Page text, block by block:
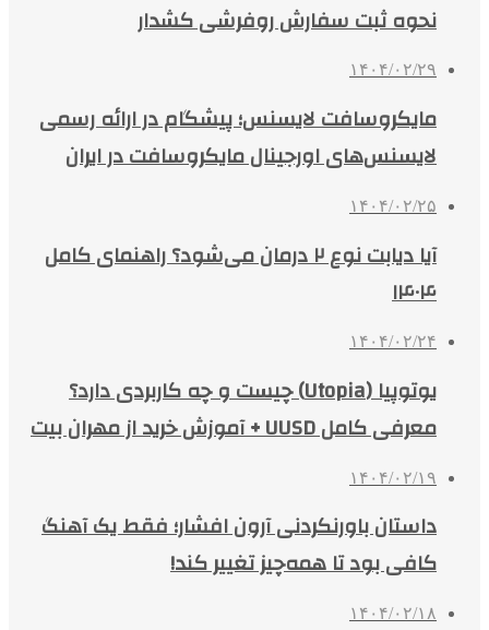
نحوه ثبت سفارش روفرشی کشدار
۱۴۰۴/۰۲/۲۹
مایکروسافت لایسنس؛ پیشگام در ارائه رسمی
لایسنس‌های اورجینال مایکروسافت در ایران
۱۴۰۴/۰۲/۲۵
آیا دیابت نوع ۲ درمان می‌شود؟ راهنمای کامل
۱۴۰۴
۱۴۰۴/۰۲/۲۴
یوتوپیا (Utopia) چیست و چه کاربردی دارد؟
معرفی کامل UUSD + آموزش خرید از مهران بیت
۱۴۰۴/۰۲/۱۹
داستان باورنکردنی آرون افشار؛ فقط یک آهنگ
کافی بود تا همه‌چیز تغییر کند!
۱۴۰۴/۰۲/۱۸